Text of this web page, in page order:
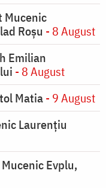
Mucenic
Roșu - 8 August
Emilian
- 8 August
Matia- 9 August
Laurențiu
Evplu,